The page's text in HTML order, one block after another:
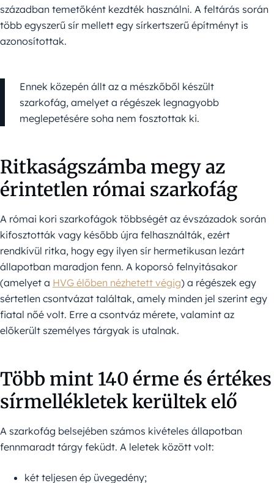
században temetőként kezdték használni. A feltárás során
több egyszerű sír mellett egy sírkertszerű építményt is
azonosítottak.
Ennek közepén állt az a mészkőből készült
szarkofág, amelyet a régészek legnagyobb
meglepetésére soha nem fosztottak ki.
Ritkaságszámba megy az
érintetlen római szarkofág
A római kori szarkofágok többségét az évszázadok során
kifosztották vagy később újra felhasználták, ezért
rendkívül ritka, hogy egy ilyen sír hermetikusan lezárt
állapotban maradjon fenn. A koporsó felnyitásakor
(amelyet a HVG élőben nézhetett végig) a régészek egy
sértetlen csontvázat találtak, amely minden jel szerint egy
fiatal nőé volt. Erre a csontváz mérete, valamint az
előkerült személyes tárgyak is utalnak.
Több mint 140 érme és értékes
sírmellékletek kerültek elő
A szarkofág belsejében számos kivételes állapotban
fennmaradt tárgy feküdt. A leletek között volt:
két teljesen ép üvegedény;